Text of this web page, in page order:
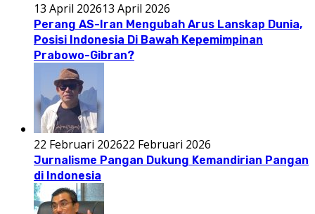
13 April 202613 April 2026
Perang AS-Iran Mengubah Arus Lanskap Dunia,
Posisi Indonesia Di Bawah Kepemimpinan
Prabowo-Gibran?
22 Februari 202622 Februari 2026
Jurnalisme Pangan Dukung Kemandirian Pangan
di Indonesia